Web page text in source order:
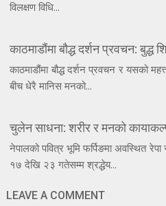
विलक्षण विधि...
काठमाडौंमा बौद्ध दर्शन प्रवचन: बुद्ध
काठमाडौंमा बौद्ध दर्शन प्रवचन र यसको
बीच धेरै मानिस मनको...
चुलेन साधना: शरीर र मनको
नेपालको पवित्र भूमि फर्पिङमा अवस्थित
१७ देखि २३ गतेसम्म श्रद्धेय...
LEAVE A COMMENT